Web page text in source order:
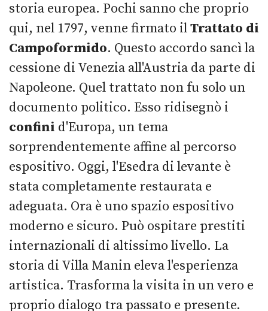
storia europea. Pochi sanno che proprio
qui, nel 1797, venne firmato ilTrattato di
Campoformido. Questo accordo sancì la
cessione di Venezia all'Austria da parte di
Napoleone. Quel trattato non fu solo un
documento politico. Esso ridisegnò i
confini d'Europa, un tema
sorprendentemente affine al percorso
espositivo. Oggi, l'Esedra di levante è
stata completamente restaurata e
adeguata. Ora è uno spazio espositivo
moderno e sicuro. Può ospitare prestiti
internazionali di altissimo livello. La
storia di Villa Manin eleva l'esperienza
artistica. Trasforma la visita in un vero e
proprio dialogo tra passato e presente.